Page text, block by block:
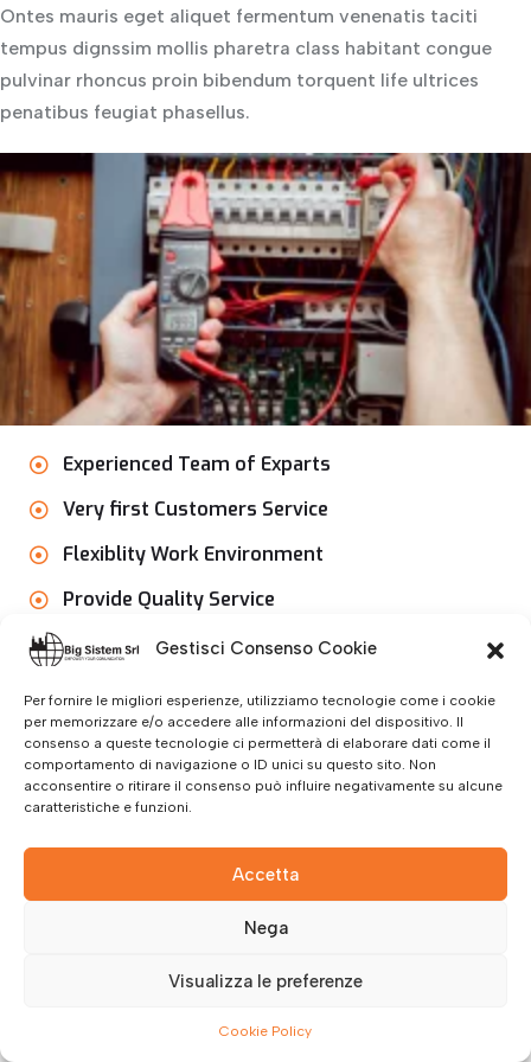
Gestisci Consenso Cookie
Per fornire le migliori esperienze, utilizziamo tecnologie come i cookie
per memorizzare e/o accedere alle informazioni del dispositivo. Il
consenso a queste tecnologie ci permetterà di elaborare dati come il
comportamento di navigazione o ID unici su questo sito. Non
acconsentire o ritirare il consenso può influire negativamente su alcune
caratteristiche e funzioni.
Accetta
Nega
Visualizza le preferenze
Cookie Policy
Ontes mauris eget aliquet fermentum venenatis taciti
tempus dignssim mollis pharetra class habitant congue
pulvinar rhoncus proin bibendum torquent life ultrices
penatibus feugiat phasellus.
Experienced Team of Exparts
Very first Customers Service
Flexiblity Work Environment
Provide Quality Service
Read More
Play Video